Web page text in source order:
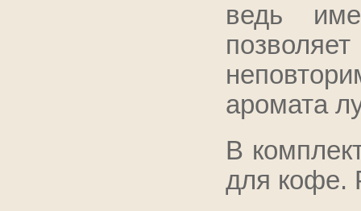
ведь
аромата
В
для кофе.